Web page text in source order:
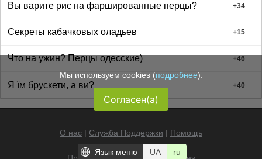
Вы варите рис на фаршированные перцы? +34
Секреты кабачковых оладьев +15
Что на ужин? Перцы одесские) +46
Я їм брускети, а ви? +40
О нас | Служба Поддержки | Помощь
Мы используем cookies (подробнее).
Согласен(а)
Язык меню UA ru